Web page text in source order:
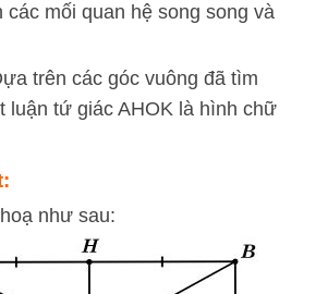
các mối quan hệ song song và
trên các góc vuông đã tìm
luận tứ giác AHOK là hình chữ
như sau: